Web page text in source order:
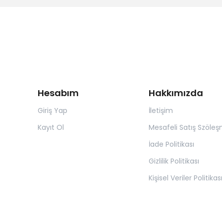
Hesabım
Giriş Yap
Kayıt Ol
Hakkımızda
İletişim
Mesafeli Satış
İade Politikası
Gizlilik Politikası
Kişisel Veriler Politikası